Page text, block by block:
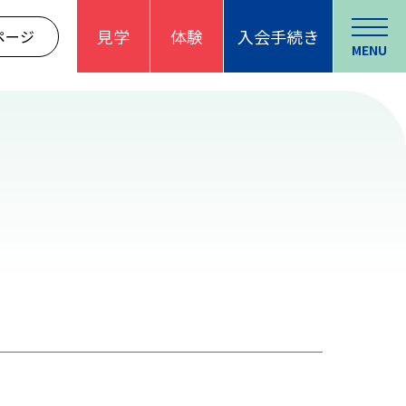
ージ 見学 体験 入会手続き
MENU